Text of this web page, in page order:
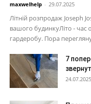
maxwelhelp - 29.07.2025
Літній розпродаж Joseph
вашого будинкуЛіто - час
гардеробу. Пора
7
24.07.2025